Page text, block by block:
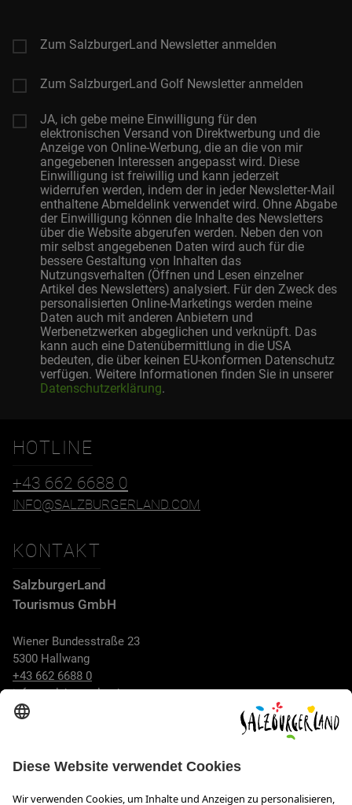
Zum SalzburgerLand Newsletter anmelden
Zum SalzburgerLand Golf Newsletter anmelden
JA, ich gebe meine Einwilligung für den
elektronischen Versand von Direktwerbung und die
Anzeige von Online-Werbung, die an die von mir
angegebenen Interessen angepasst wird. Diese
Einwilligung ist freiwillig und kann jederzeit
widerrufen werden, indem der in jeder Newsletter-Mail
enthaltene Abmeldelink verwendet wird. Ohne Abgabe
der Einwilligung können die Inhalte des Newsletters
über die Website abgerufen werden. Neben den von
mir selbst angegebenen Daten wird auch für die
bessere Gestaltung von Inhalten das
Nutzungsverhalten (Öffnen und Lesen einzelner
Artikel des Newsletters) analysiert. Für den Zweck des
personalisierten Online-Marketings werden meine
Daten auch mit anderen Anbietern und
Werbenetzwerken abgeglichen und verknüpft. Das
kann auch eine Datenübermittlung in die USA
bedeuten, die über keinen EU-konformen Datenschutz
verfügen. Weitere Informationen finden Sie in unserer
Datenschutzerklärung.
HOTLINE
+43 662 6688 0
INFO@SALZBURGERLAND.COM
KONTAKT
SalzburgerLand
Tourismus GmbH
Wiener Bundesstraße 23
5300 Hallwang
+43 662 6688 0
info@salzburgerland.com
Wir freuen uns auf Ihre Anfrage!